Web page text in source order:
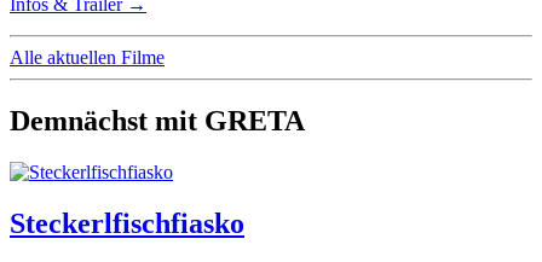
Infos & Trailer →
Alle aktuellen Filme
Demnächst mit GRETA
Steckerlfischfiasko